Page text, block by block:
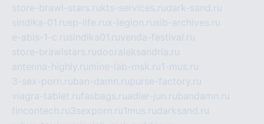
store-brawl-stars.rukts-services.rudark-sand.ru
sindika-01.rusp-life.rux-legion.rusib-archives.ru
e-abis-1-c.rusindika01.ruvenda-festival.ru
store-brawlstars.rudooraleksandria.ru
antenna-highly.ru mine-lab-msk.ru1-mus.ru
3-sex-porn.ruban-damn.rupurse-factory.ru
viagra-tablet.rufasbags.ruadler-jun.rubandamn.ru
fincontech.ru3sexporn.ru1mus.rudarksand.ru